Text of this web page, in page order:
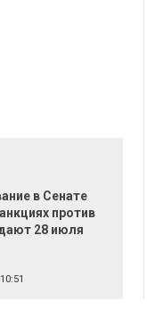
в Сенате
против
28 июля